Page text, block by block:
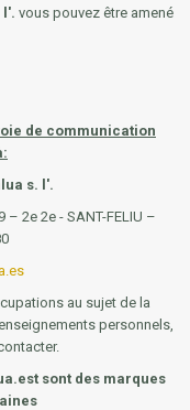
l'. vous pouvez être amené
de communication
s. l'.
2e 2e - SANT-FELIU –
au sujet de la
personnels,
.est sont des marques